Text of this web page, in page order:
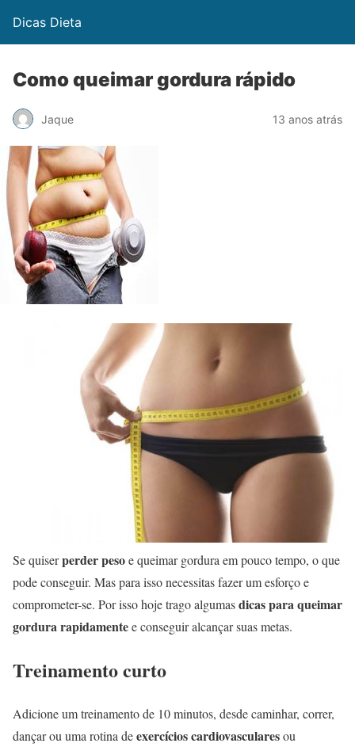
Dicas Dieta
Como queimar gordura rápido
Jaque 13 anos atrás
Se quiserperder pesoe queimar gordura em pouco tempo, o que
pode conseguir. Mas para isso necessitas fazer um esforço e
comprometer-se. Por isso hoje trago algumasdicas para queimar
gordura rapidamentee conseguir alcançar suas metas.
Treinamento curto
Adicione um treinamento de 10 minutos, desde caminhar, correr,
dançar ou uma rotina deexercícios cardiovascularesou